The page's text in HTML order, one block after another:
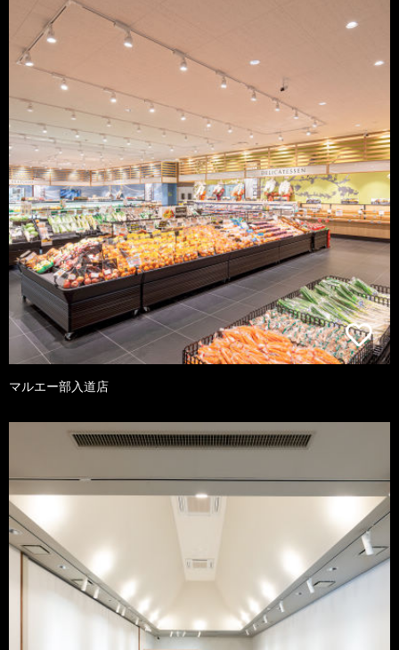
マルエー部入道店